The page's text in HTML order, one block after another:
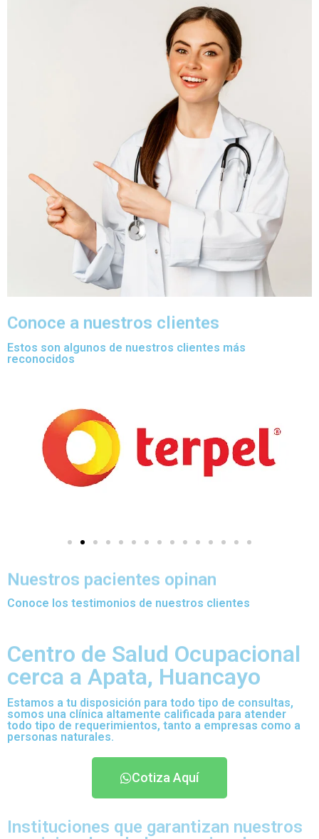
Conoce a nuestros clientes
Estos son algunos de nuestros clientes más
reconocidos
Nuestros pacientes opinan
Conoce los testimonios de nuestros clientes
Centro de Salud Ocupacional
cerca a Apata, Huancayo
Estamos a tu disposición para todo tipo de consultas,
somos una clínica altamente calificada para atender
todo tipo de requerimientos, tanto a empresas como a
personas naturales.
Cotiza Aquí
Instituciones que garantizan nuestros